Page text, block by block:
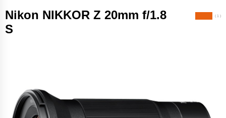
Nikon NIKKOR Z 20mm f/1.8
S
( 1 )